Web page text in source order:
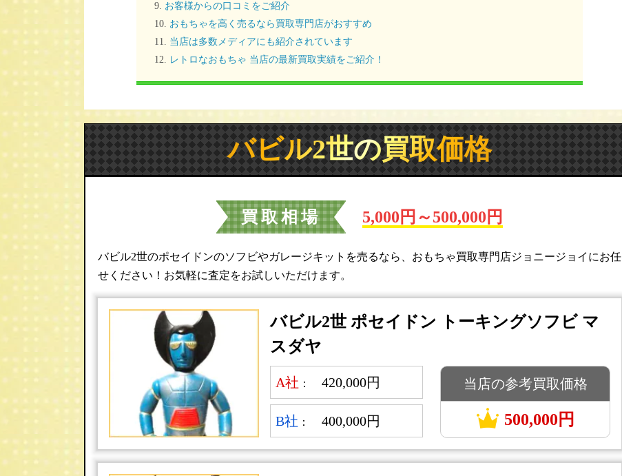
お客様からの口コミをご紹介
おもちゃを高く売るなら買取専門店がおすすめ
当店は多数メディアにも紹介されています
レトロなおもちゃ 当店の最新買取実績をご紹介！
バビル2世の買取価格
買取相場 5,000円～500,000円
バビル2世のポセイドンのソフビやガレージキットを売るなら、おもちゃ買取専門店ジョニージョイにお任
せください！お気軽に査定をお試しいただけます。
バビル2世 ポセイドン トーキングソフビ マ
スダヤ
A社 ： 420,000円
B社 ： 400,000円
当店の参考買取価格
500,000円